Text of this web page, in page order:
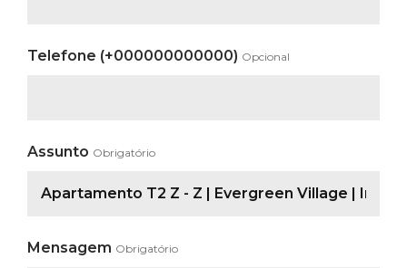
Telefone (+000000000000) Opcional
Assunto Obrigatório
Mensagem Obrigatório